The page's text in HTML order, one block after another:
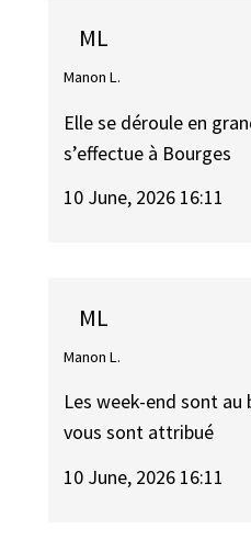
ML
Manon L.
Elle se déroule en
s’effectue à Bourges
10 June, 2026 16:11
ML
Manon L.
Les week-end sont
vous sont attribué
10 June, 2026 16:11